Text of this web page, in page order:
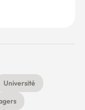
Université